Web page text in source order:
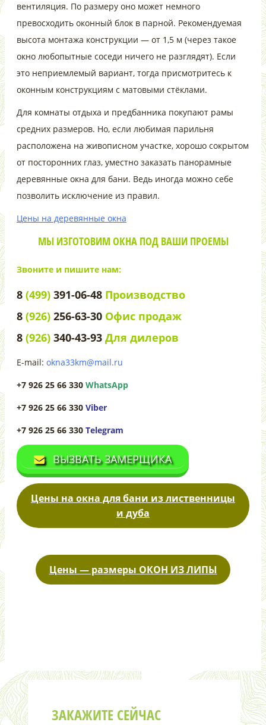
вентиляция. По размеру оно может немного
превосходить оконный блок в парной. Рекомендуемая
высота монтажа конструкции — от 1,5 м (через такое
окно любопытные соседи ничего не разглядят). Если
это неприемлемый вариант, тогда присмотритесь к
оконным конструкциям с матовыми стёклами.
Для комнаты отдыха и предбанника покупают рамы
средних размеров. Но, если любимая парильня
расположена на живописном участке, хорошо сокрытом
от посторонних глаз, уместно заказать панорамные
деревянные окна для бани. Ведь иногда можно себе
позволить исключение из правил.
Цены на деревянные окна
МЫ ИЗГОТОВИМ ОКНА ПОД ВАШИ ПРОЕМЫ
Звоните и пишите нам:
8 (499) 391-06-48 Производство
8 (926) 256-63-30 Офис продаж
8 (926) 340-43-93 Для дилеров
E-mail: okna33km@mail.ru
+7 926 25 66 330 WhatsApp
+7 926 25 66 330 Viber
+7 926 25 66 330 Telegram
ВЫЗВАТЬ ЗАМЕРЩИКА
Цены на окна для бани из лиственницы
и дуба
Цены — размеры ОКОН ИЗ ЛИПЫ
ЗАКАЖИТЕ СЕЙЧАС